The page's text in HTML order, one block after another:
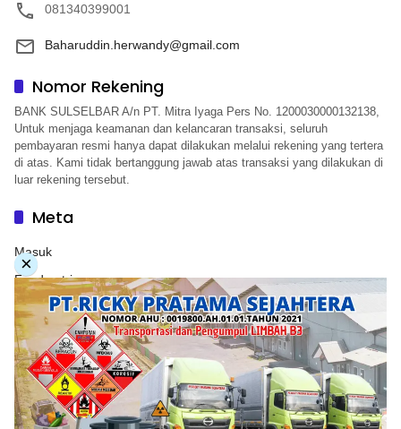
081340399001
Baharuddin.herwandy@gmail.com
Nomor Rekening
BANK SULSELBAR A/n PT. Mitra Iyaga Pers No. 1200030000132138,
Untuk menjaga keamanan dan kelancaran transaksi, seluruh
pembayaran resmi hanya dapat dilakukan melalui rekening yang tertera
di atas. Kami tidak bertanggung jawab atas transaksi yang dilakukan di
luar rekening tersebut.
Meta
Masuk
Feed entri
Feed komentar
WordPress.org
×